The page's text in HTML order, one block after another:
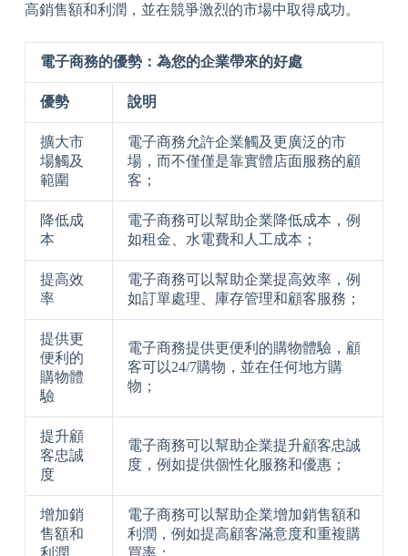
高銷售額和利潤，並在競爭激烈的市場中取得成功。
電子商務的優勢：為您的企業帶來的好處
優勢 說明
擴大市
場觸及
範圍
電子商務允許企業觸及更廣泛的市
場，而不僅僅是靠實體店面服務的顧
客；
降低成
本
電子商務可以幫助企業降低成本，例
如租金、水電費和人工成本；
提高效
率
電子商務可以幫助企業提高效率，例
如訂單處理、庫存管理和顧客服務；
提供更
便利的
購物體
驗
電子商務提供更便利的購物體驗，顧
客可以24/7購物，並在任何地方購
物；
提升顧
客忠誠
度
電子商務可以幫助企業提升顧客忠誠
度，例如提供個性化服務和優惠；
增加銷
售額和
電子商務可以幫助企業增加銷售額和
利潤，例如提高顧客滿意度和重複購